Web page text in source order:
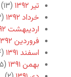
تیر ۱۳۹۲
(۱۳)
خرداد ۱۳۹۲
(۱۳)
اردیبهشت ۱۳۹۲
فروردین ۱۳۹۲
اسفند ۱۳۹۱
(۴)
بهمن ۱۳۹۱
(۵)